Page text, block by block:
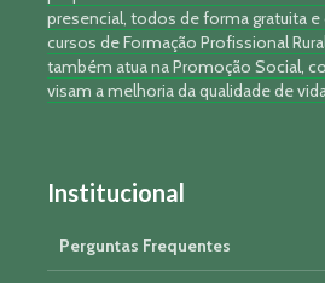
presencial, todos de forma gratuita
cursos de Formação Profissional Rural
também atua na Promoção Social,
visam a melhoria da qualidade de
Institucional
Perguntas Frequentes